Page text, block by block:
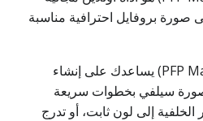
صورة بروفايل احترافية مناسبة
صانع صورة شخصية (PFP Maker) يساعدك على إنشاء
سيلفي بخطوات سريعة
إلى لون ثابت، أو تدرج